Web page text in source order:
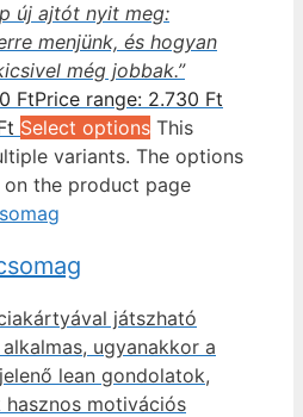
új ajtót nyit meg:
menjünk, és hogyan
még jobbak.”
FtPrice range: 2.730 Ft
Select options This
variants. The options
on the product page
játszható
ugyanakkor a
lean gondolatok,
hasznos motivációs